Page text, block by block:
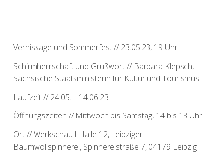
Vernissage und Sommerfest // 23.05.23, 19 Uhr
Schirmherrschaft und Grußwort // Barbara Klepsch,
Sächsische Staatsministerin für Kultur und Tourismus
Laufzeit // 24.05. – 14.06.23
Öffnungszeiten // Mittwoch bis Samstag, 14 bis 18 Uhr
Ort // Werkschau I Halle 12, Leipziger
Baumwollspinnerei, Spinnereistraße 7, 04179 Leipzig